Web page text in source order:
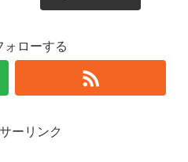
ォローする
ーリンク